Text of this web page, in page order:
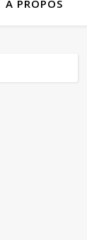
A PROPOS